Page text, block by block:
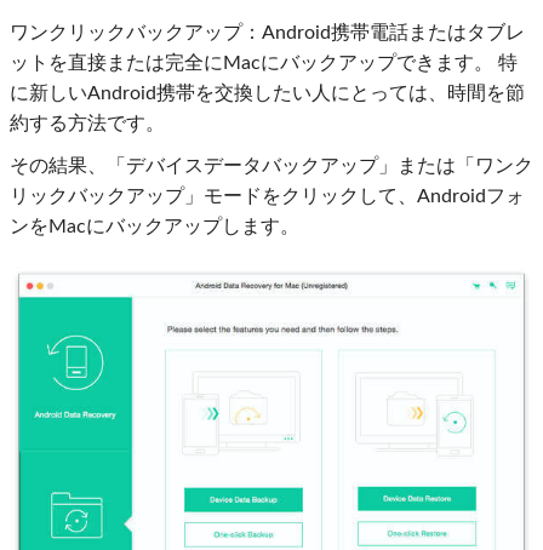
ワンクリックバックアップ：Android携帯電話またはタブレ
ットを直接または完全にMacにバックアップできます。 特
に新しいAndroid携帯を交換したい人にとっては、時間を節
約する方法です。
その結果、「デバイスデータバックアップ」または「ワンク
リックバックアップ」モードをクリックして、Androidフォ
ンをMacにバックアップします。